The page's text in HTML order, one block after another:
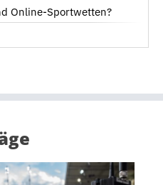
Online-Sportwetten?